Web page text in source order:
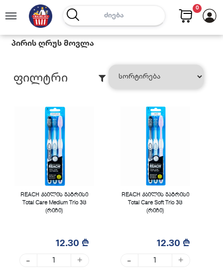
0
Პირის Ღრუს Მოვლა
Ფილტრი
REACH კბილის ჯაგრისი
Total Care Medium Trio 3ც
(რიჩი)
12.30 ₾
- +
REACH კბილის ჯაგრისი
Total Care Soft Trio 3ც
(რიჩი)
12.30 ₾
- +